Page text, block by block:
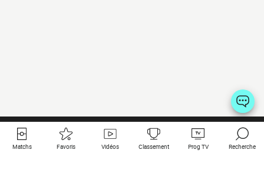
Matchs Favoris Vidéos Classement Prog TV Recherche